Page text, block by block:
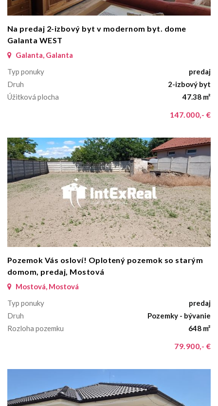
Na predaj 2-izbový byt v modernom byt. dome
Galanta WEST
Galanta, Galanta
Typ ponuky
predaj
Druh
2-izbový byt
Úžitková plocha
47.38 m²
147.000,- €
Pozemok Vás osloví! Oplotený pozemok so starým
domom, predaj, Mostová
Mostová, Mostová
Typ ponuky
predaj
Druh
Pozemky - bývanie
Rozloha pozemku
648 m²
79.900,- €